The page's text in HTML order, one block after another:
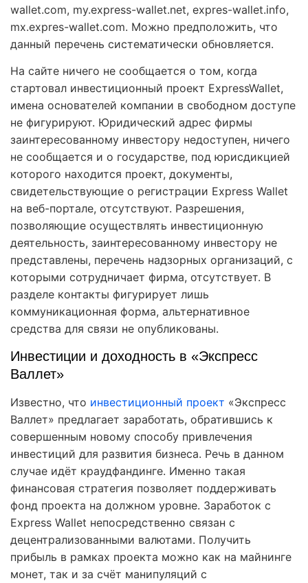
wallet.com, my.express-wallet.net, expres-wallet.info,
mx.expres-wallet.com. Можно предположить, что
данный перечень систематически обновляется.
На сайте ничего не сообщается о том, когда
стартовал инвестиционный проект ExpressWallet,
имена основателей компании в свободном доступе
не фигурируют. Юридический адрес фирмы
заинтересованному инвестору недоступен, ничего
не сообщается и о государстве, под юрисдикцией
которого находится проект, документы,
свидетельствующие о регистрации Express Wallet
на веб-портале, отсутствуют. Разрешения,
позволяющие осуществлять инвестиционную
деятельность, заинтересованному инвестору не
представлены, перечень надзорных организаций, с
которыми сотрудничает фирма, отсутствует. В
разделе контакты фигурирует лишь
коммуникационная форма, альтернативное
средства для связи не опубликованы.
Инвестиции и доходность в «Экспресс
Валлет»
Известно, что инвестиционный проект «Экспресс
Валлет» предлагает заработать, обратившись к
совершенным новому способу привлечения
инвестиций для развития бизнеса. Речь в данном
случае идёт краудфандинге. Именно такая
финансовая стратегия позволяет поддерживать
фонд проекта на должном уровне. Заработок с
Express Wallet непосредственно связан с
децентрализованными валютами. Получить
прибыль в рамках проекта можно как на майнинге
монет, так и за счёт манипуляций с